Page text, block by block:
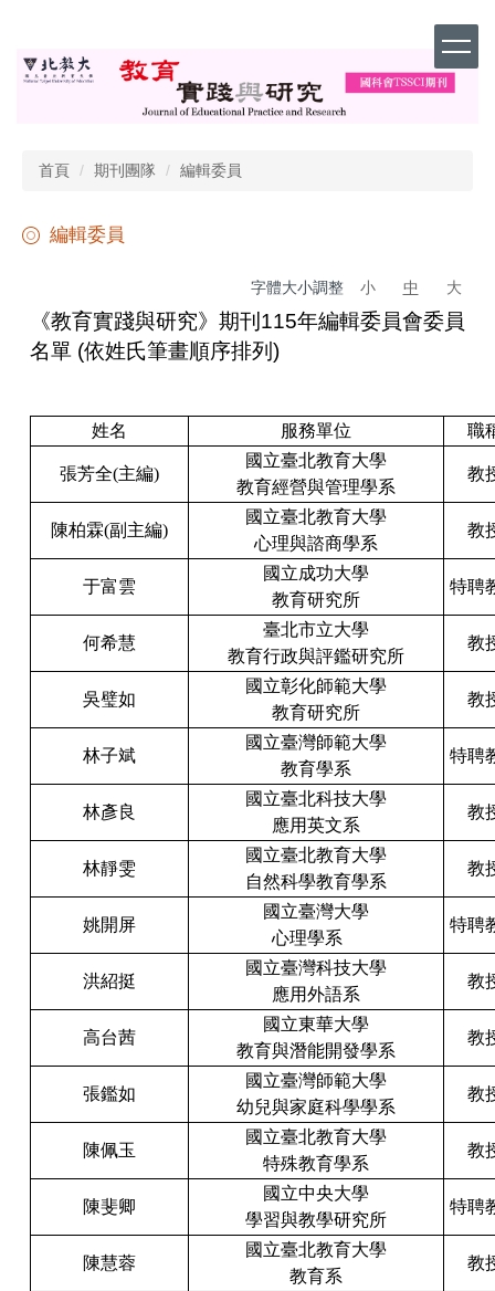
主
要
首頁
期刊團隊 編輯委員
編輯委員
字體大小調整 小 中 大
《教育實踐與研究》期刊 115年編輯委員會委員
名單 (依姓氏筆畫順序排列)
姓名 服務單位 職
張芳全(主編)
國立臺北教育大學
教育經營與管理學系
教
陳柏霖(副主編)
國立臺北教育大學
心理與諮商學系
教
于富雲
國立成功大學
教育研究所
特聘
何希慧
臺北市立大學
教育行政與評鑑研究所
教
吳璧如
國立彰化師範大學
教育研究所
教
林子斌
國立臺灣師範大學
教育學系
特聘
林彥良
國立臺北科技大學
應用英文系
教
林靜雯
國立臺北教育大學
自然科學教育學系
教
姚開屏
國立臺灣大學
心理學系
特聘
洪紹挺
國立臺灣科技大學
應用外語系
教
高台茜
國立東華大學
教育與潛能開發學系
教
張鑑如
國立臺灣師範大學
幼兒與家庭科學學系
教
陳佩玉
國立臺北教育大學
特殊教育學系
教
陳斐卿
國立中央大學
學習與教學研究所
特聘
陳慧蓉
國立臺北教育大學
教育系
教